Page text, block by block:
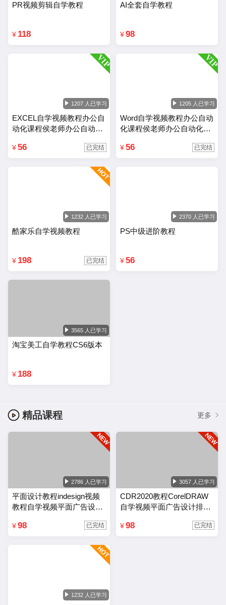
PR视频剪辑自学教程
¥ 118
AI全套自学教程
¥ 98
1207 人已学习
EXCEL自学视频教程办公自
动化课程侯老师办公自动化
¥ 56 已完结
1205 人已学习
Word自学视频教程办公自动
化课程侯老师办公自动化wo
¥ 56 已完结
1232 人已学习
酷家乐自学视频教程
¥ 198 已完结
2370 人已学习
PS中级进阶教程
¥ 56
3565 人已学习
淘宝美工自学教程CS6版本
¥ 188
精品课程 更多
2786 人已学习
平面设计教程indesign视频
教程自学视频平面广告设计
¥ 98 已完结
3057 人已学习
CDR2020教程CorelDRAW
自学视频平面广告设计排版
¥ 98 已完结
1232 人已学习